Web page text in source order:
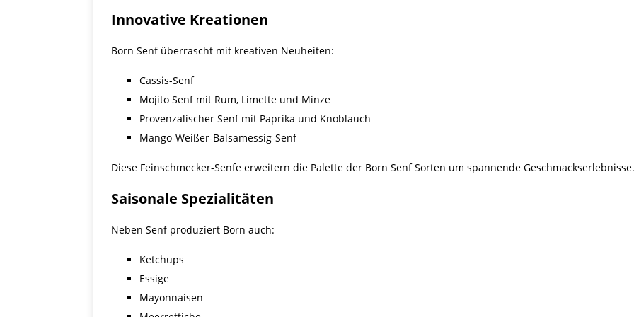
Innovative Kreationen
Born Senf überrascht mit kreativen Neuheiten:
Cassis-Senf
Mojito Senf mit Rum, Limette und Minze
Provenzalischer Senf mit Paprika und Knoblauch
Mango-Weißer-Balsamessig-Senf
Diese Feinschmecker-Senfe erweitern die Palette der Born Senf Sorten um spannende Geschmackserlebnisse.
Saisonale Spezialitäten
Neben Senf produziert Born auch:
Ketchups
Essige
Mayonnaisen